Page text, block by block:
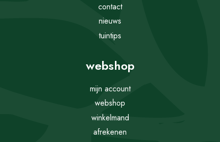
contact
nieuws
tuintips
webshop
mijn account
webshop
winkelmand
afrekenen